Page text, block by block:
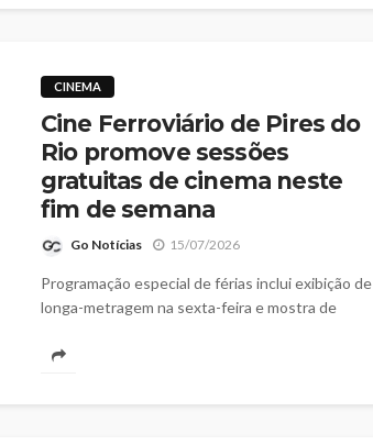
CINEMA
Cine Ferroviário de Pires do
Rio promove sessões
gratuitas de cinema neste
fim de semana
Go Notícias 15/07/2026
Programação especial de férias inclui exibição de
longa-metragem na sexta-feira e mostra de